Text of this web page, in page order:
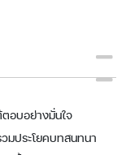
อบอย่างมั่นใจ
มประโยคบทสนทนา